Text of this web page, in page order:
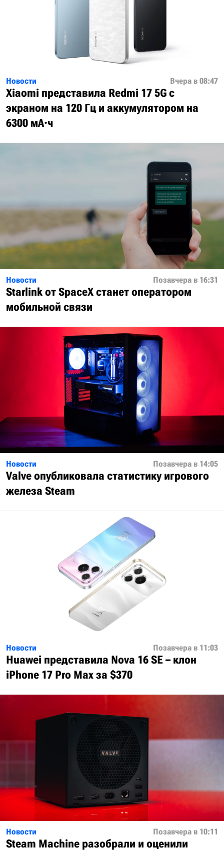
Новости Вчера в 08:47
Xiaomi представила Redmi 17 5G с
экраном на 120 Гц и аккумулятором на
6300 мА·ч
Новости Позавчера в 16:31
Starlink от SpaceX станет оператором
мобильной связи
Новости Позавчера в 14:05
Valve опубликовала статистику игрового
железа Steam
Новости Позавчера в 11:03
Huawei представила Nova 16 SE – клон
iPhone 17 Pro Max за $370
Новости Позавчера в 10:11
Steam Machine разобрали и оценили